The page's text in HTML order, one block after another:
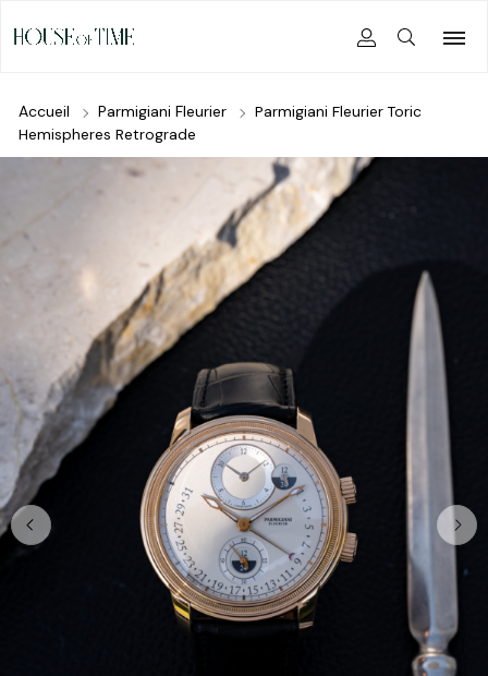
Accueil Parmigiani Fleurier
Parmigiani Fleurier Toric
Hemispheres Retrograde